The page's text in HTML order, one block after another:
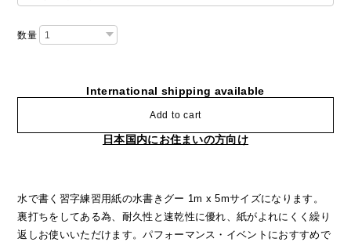
数量
International shipping available
Add to cart
日本国内にお住まいの方向け
水で書く習字練習用紙の水書きグー 1m x 5mサイズになります。
裏打ちをしてある為、耐久性と速乾性に優れ、紙がよれにくく繰り
返しお使いいただけます。パフォーマンス・イベントにおすすめで